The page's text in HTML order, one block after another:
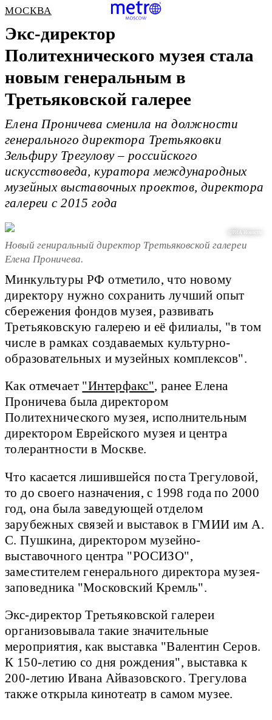
МОСКВА
Экс-директор
Политехнического музея стала
новым генеральным в
Третьяковской галерее
Елена Проничева сменила на должности
генерального директора Третьяковки
Зельфиру Трегулову – российского
искусствоведа, куратора международных
музейных выставочных проектов, директора
галереи с 2015 года
@РИА Новости
Новый гениральный директор Третьяковской галереи
Елена Проничева.
Минкультуры РФ отметило, что новому
директору нужно сохранить лучший опыт
сбережения фондов музея, развивать
Третьяковскую галерею и её филиалы, "в том
числе в рамках создаваемых культурно-
образовательных и музейных комплексов".
Как отмечает "Интерфакс", ранее Елена
Проничева была директором
Политехнического музея, исполнительным
директором Еврейского музея и центра
толерантности в Москве.
Что касается лишившейся поста Трегуловой,
то до своего назначения, с 1998 года по 2000
год, она была заведующей отделом
зарубежных связей и выставок в ГМИИ им А.
С. Пушкина, директором музейно-
выставочного центра "РОСИЗО",
заместителем генерального директора музея-
заповедника "Московский Кремль".
Экс-директор Третьяковской галереи
организовывала такие значительные
мероприятия, как выставка "Валентин Серов.
К 150-летию со дня рождения", выставка к
200-летию Ивана Айвазовского. Трегулова
также открыла кинотеатр в самом музее.